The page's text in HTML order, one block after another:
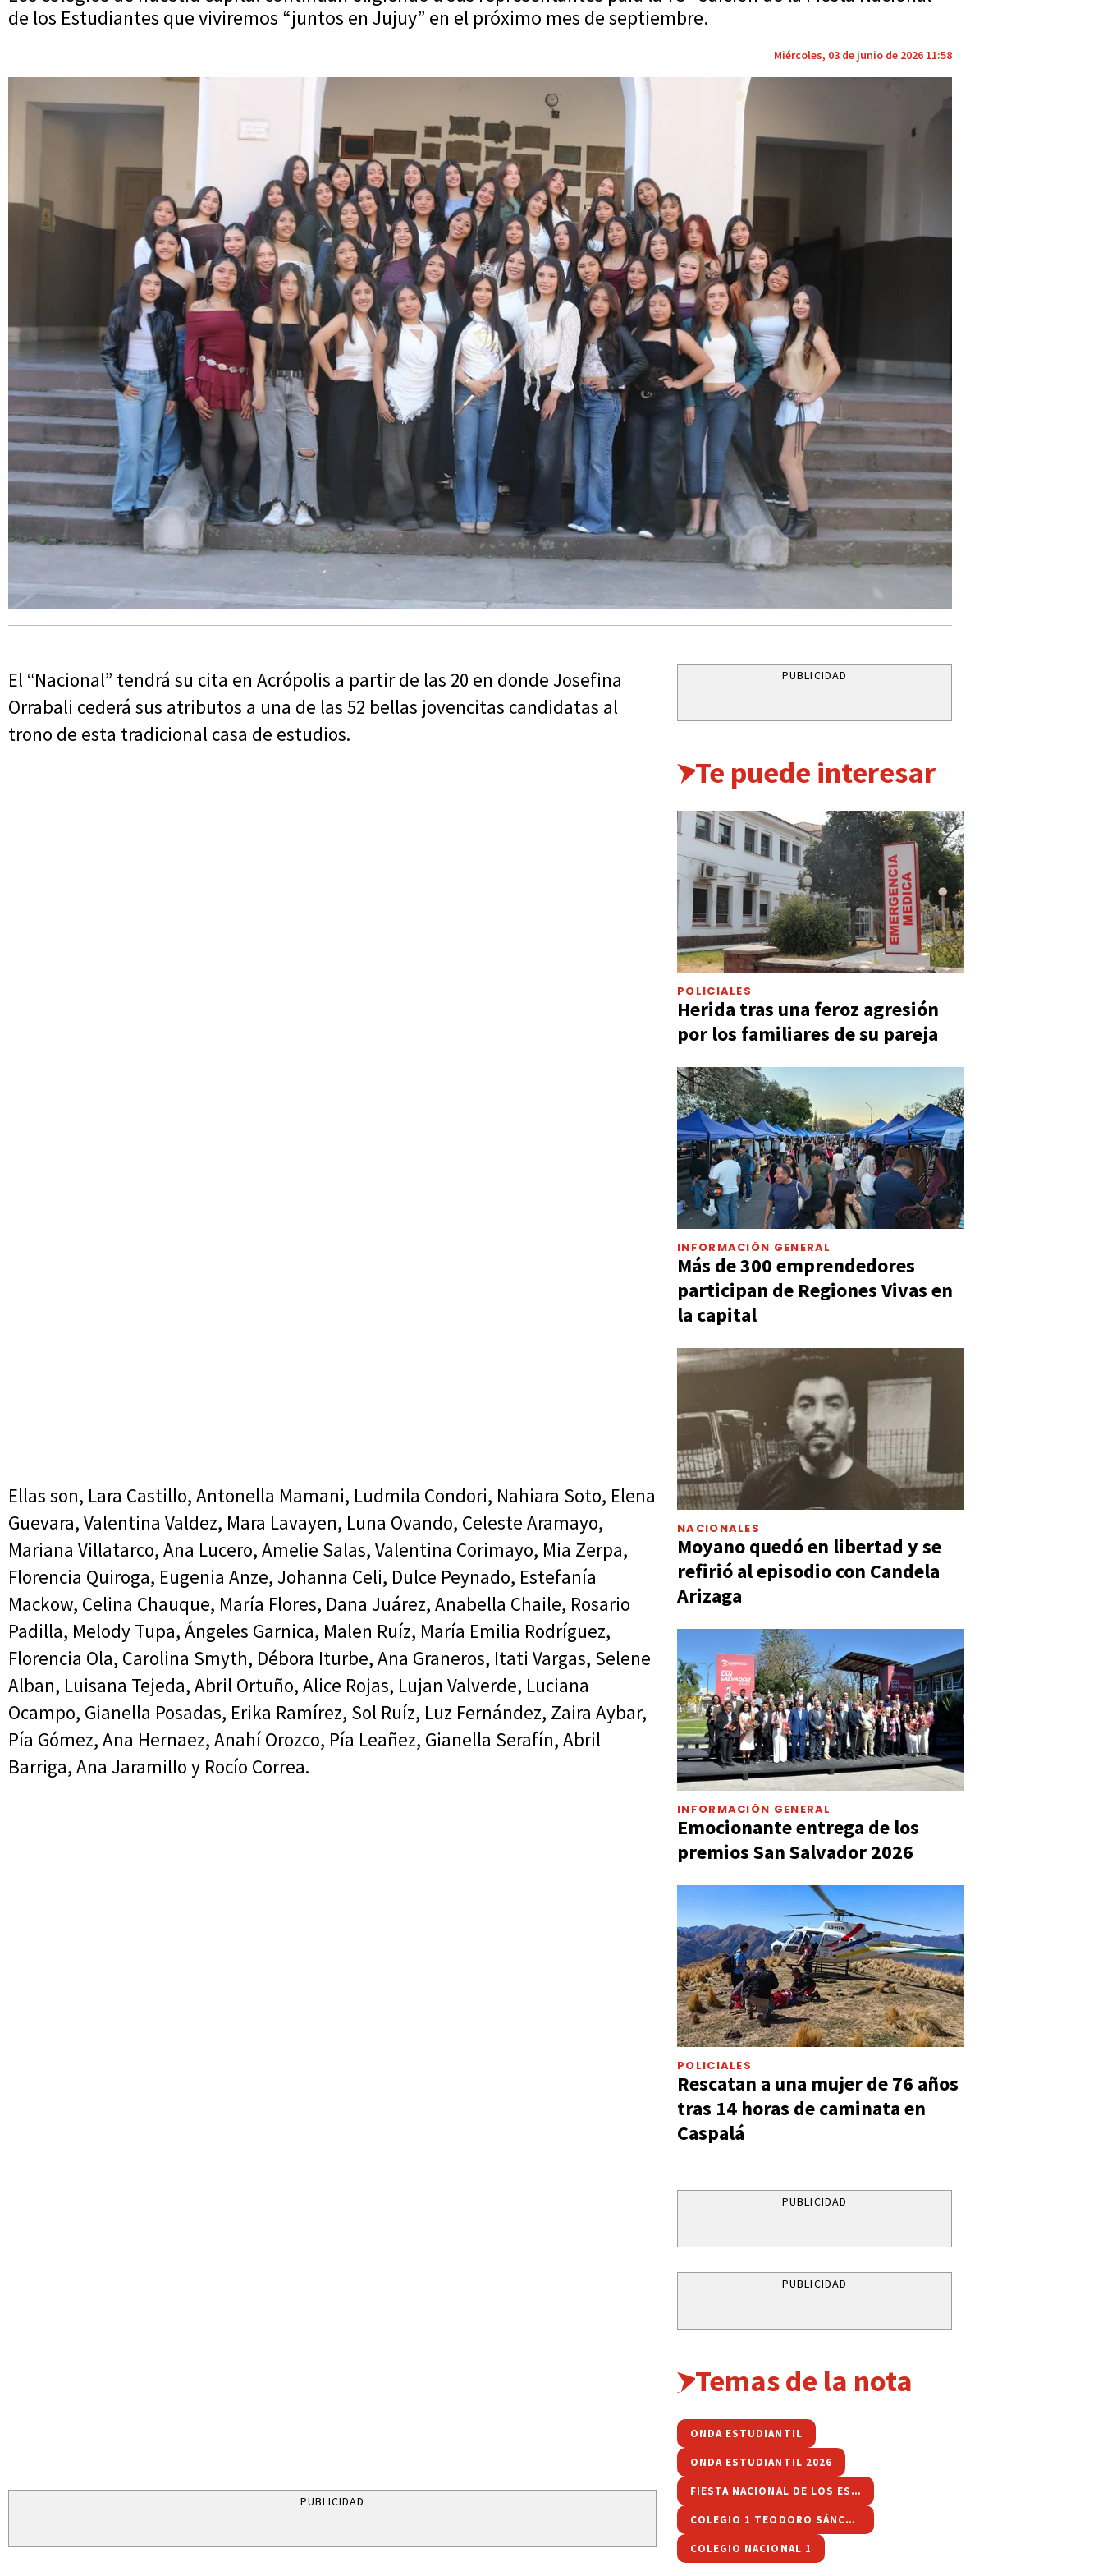
de los Estudiantes que viviremos “juntos en Jujuy” en el próximo mes de septiembre.
Miércoles, 03 de junio de 2026 11:58
El “Nacional” tendrá su cita en Acrópolis a partir de las 20 en donde Josefina
Orrabali cederá sus atributos a una de las 52 bellas jovencitas candidatas al
trono de esta tradicional casa de estudios.
Ellas son, Lara Castillo, Antonella Mamani, Ludmila Condori, Nahiara Soto, Elena
Guevara, Valentina Valdez, Mara Lavayen, Luna Ovando, Celeste Aramayo,
Mariana Villatarco, Ana Lucero, Amelie Salas, Valentina Corimayo, Mia Zerpa,
Florencia Quiroga, Eugenia Anze, Johanna Celi, Dulce Peynado, Estefanía
Mackow, Celina Chauque, María Flores, Dana Juárez, Anabella Chaile, Rosario
Padilla, Melody Tupa, Ángeles Garnica, Malen Ruíz, María Emilia Rodríguez,
Florencia Ola, Carolina Smyth, Débora Iturbe, Ana Graneros, Itati Vargas, Selene
Alban, Luisana Tejeda, Abril Ortuño, Alice Rojas, Lujan Valverde, Luciana
Ocampo, Gianella Posadas, Erika Ramírez, Sol Ruíz, Luz Fernández, Zaira Aybar,
Pía Gómez, Ana Hernaez, Anahí Orozco, Pía Leañez, Gianella Serafín, Abril
Barriga, Ana Jaramillo y Rocío Correa.
PUBLICIDAD
PUBLICIDAD
Te puede interesar
POLICIALES
Herida tras una feroz agresión
por los familiares de su pareja
INFORMACIÓN GENERAL
Más de 300 emprendedores
participan de Regiones Vivas en
la capital
NACIONALES
Moyano quedó en libertad y se
refirió al episodio con Candela
Arizaga
INFORMACIÓN GENERAL
Emocionante entrega de los
premios San Salvador 2026
POLICIALES
Rescatan a una mujer de 76 años
tras 14 horas de caminata en
Caspalá
PUBLICIDAD
PUBLICIDAD
Temas de la nota
ONDA ESTUDIANTIL
ONDA ESTUDIANTIL 2026
FIESTA NACIONAL DE LOS ESTUDIANTES
COLEGIO 1 TEODORO SÁNCHEZ DE BUSTAMANTE
COLEGIO NACIONAL 1